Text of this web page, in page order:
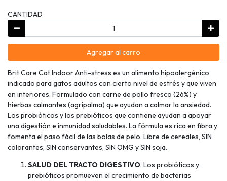
CANTIDAD
Agregar al carro
Brit Care Cat Indoor Anti-stress es un alimento hipoalergénico
indicado para gatos adultos con cierto nivel de estrés y que viven
en interiores. Formulado con carne de pollo fresco (26%) y
hierbas calmantes (agripalma) que ayudan a calmar la ansiedad.
Los probióticos y los prebióticos que contiene ayudan a apoyar
una digestión e inmunidad saludables. La fórmula es rica en fibra y
fomenta el paso fácil de las bolas de pelo. Libre de cereales, SIN
colorantes, SIN conservantes, SIN OMG y SIN soja.
SALUD DEL TRACTO DIGESTIVO. Los probióticos y
prebióticos promueven el crecimiento de bacterias